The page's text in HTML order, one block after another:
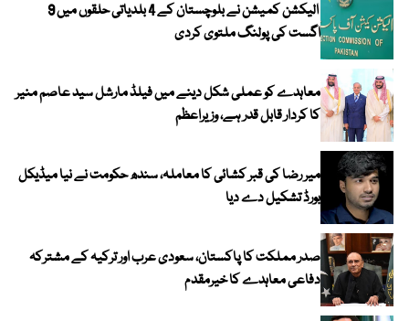
الیکشن کمیشن نے بلوچستان کے 4 بلدیاتی حلقوں میں 9
اگست کی پولنگ ملتوی کردی
معاہدے کو عملی شکل دینے میں فیلڈ مارشل سید عاصم منیر
کا کردار قابل قدر ہے، وزیراعظم
میر رضا کی قبر کشائی کا معاملہ، سندھ حکومت نے نیا میڈیکل
بورڈ تشکیل دے دیا
صدر مملکت کا پاکستان، سعودی عرب اور ترکیہ کے مشترکہ
دفاعی معاہدے کا خیرمقدم